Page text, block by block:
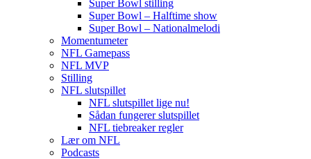
Super Bowl stilling
Super Bowl – Halftime show
Super Bowl – Nationalmelodi
Momentumeter
NFL Gamepass
NFL MVP
Stilling
NFL slutspillet
NFL slutspillet lige nu!
Sådan fungerer slutspillet
NFL tiebreaker regler
Lær om NFL
Podcasts